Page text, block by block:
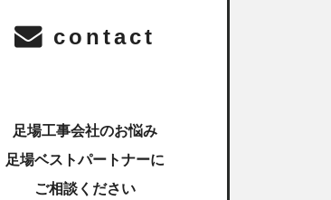
contact
足場工事会社のお悩み
足場ベストパートナーに
ご相談ください